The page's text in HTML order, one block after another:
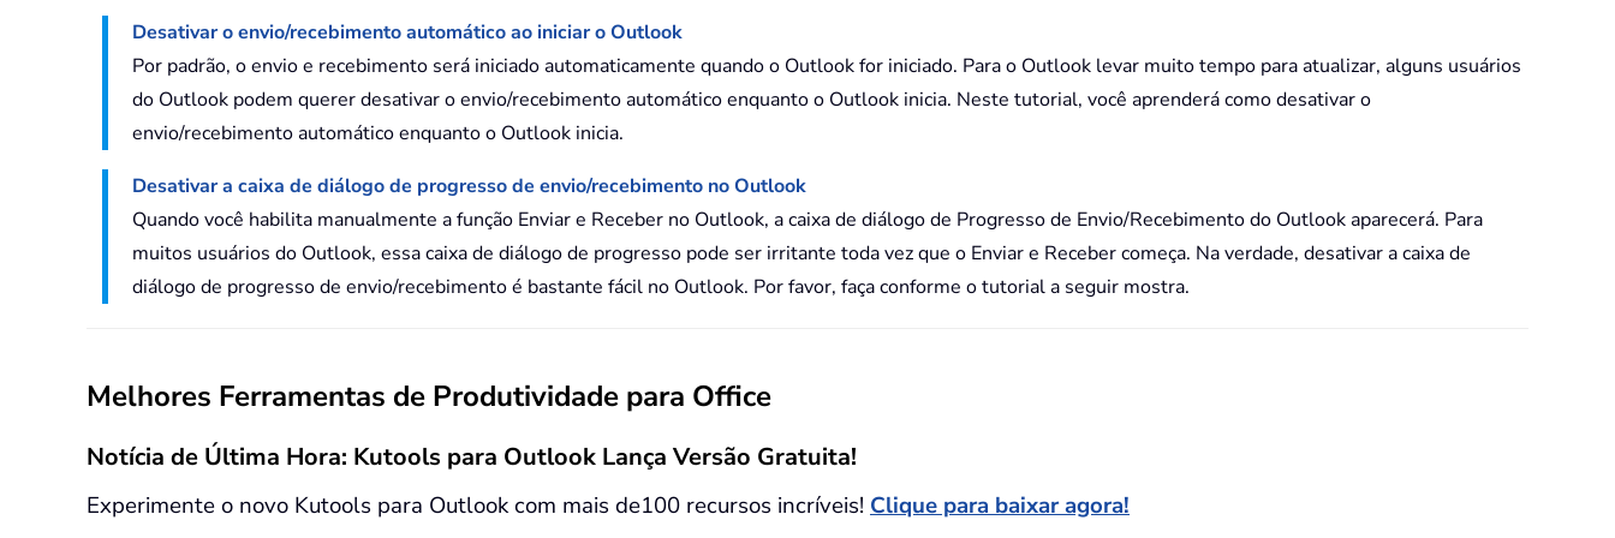
Desativar o envio/recebimento automático ao iniciar o Outlook
Por padrão, o envio e recebimento será iniciado automaticamente quando o Outlook for iniciado. Para o Outlook levar muito tempo para atualizar, alguns usuários
do Outlook podem querer desativar o envio/recebimento automático enquanto o Outlook inicia. Neste tutorial, você aprenderá como desativar o
envio/recebimento automático enquanto o Outlook inicia.
Desativar a caixa de diálogo de progresso de envio/recebimento no Outlook
Quando você habilita manualmente a função Enviar e Receber no Outlook, a caixa de diálogo de Progresso de Envio/Recebimento do Outlook aparecerá. Para
muitos usuários do Outlook, essa caixa de diálogo de progresso pode ser irritante toda vez que o Enviar e Receber começa. Na verdade, desativar a caixa de
diálogo de progresso de envio/recebimento é bastante fácil no Outlook. Por favor, faça conforme o tutorial a seguir mostra.
Melhores Ferramentas de Produtividade para Office
Notícia de Última Hora: Kutools para Outlook Lança Versão Gratuita!
Experimente o novo Kutools para Outlook com mais de100 recursos incríveis! Clique para baixar agora!